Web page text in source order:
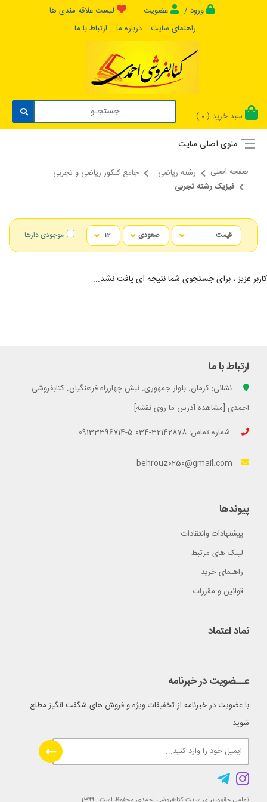
ورود / عضویت
لیست علاقه مندی ها
راهنمای سایت
درباره ما ارتباط با ما
سبد خرید ( 0
)
منوی اصلی سایت
صفحه اصلی رشته ریاضی
جامع کنکور ریاضی و تجربی
فیزیک رشته تجربی
موجودی دارها
کاربر عزیز ، برای جستجوی شما نتیجه ای یافت نشد...
ارتباط با ما
نشانی: کرمان. بلوار جمهوری. نبش چهارراه فرهنگیان. کتابفروشی
احمدی [مشاهده آدرس ما روی نقشه]
شماره تماس: 32142878-034 5-09133396714
behrouz0250@gmail.com
پیوندها
پیشنهادات وانتقادات
لینک های مرتبط
راهنمای خرید
قوانین و مقررات
نماد اعتماد
عــضویت در خبرنامه
با عضویت در خبرنامه از تخفیفات ویژه و فروش های شگفت انگیز مطلع
شوید